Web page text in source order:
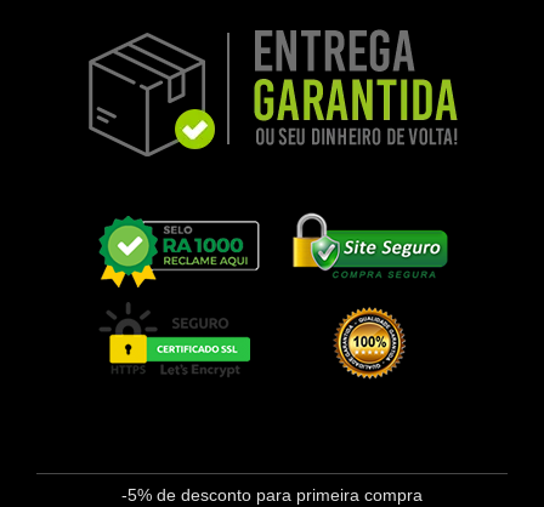
-5% de desconto para primeira compra